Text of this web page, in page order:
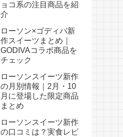
ョコ系の注目商品を紹
介
ローソン×ゴディバ新
作スイーツまとめ｜
GODIVAコラボ商品を
チェック
ローソンスイーツ新作
の月別情報｜2月・10
月に登場した限定商品
まとめ
ローソンスイーツ新作
の口コミは？実食レビ